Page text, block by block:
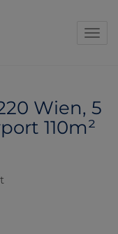
Wien, 5
110m²